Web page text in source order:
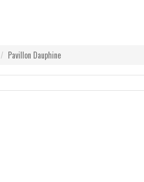
Pavillon Dauphine